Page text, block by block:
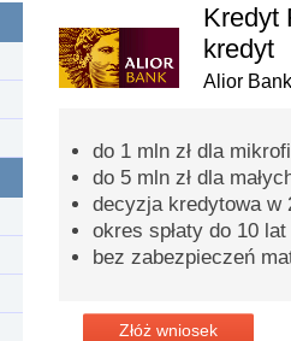
Kredyt
kredyt
Alior Bank
do 1 mln zł dla
do 5 mln zł dla
decyzja kredytowa w
okres spłaty do 10 lat
bez zabezpieczeń
Złóż wniosek